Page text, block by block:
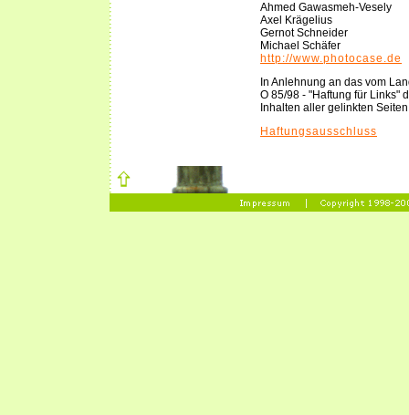
Ahmed Gawasmeh-Vesely
Axel Krägelius
Gernot Schneider
Michael Schäfer
http://www.photocase.de
In Anlehnung an das vom
O 85/98 - "Haftung für Links"
Inhalten aller gelinkten
Haftungsausschluss